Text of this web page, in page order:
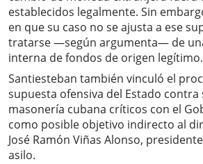
establecidos legalmente. Sin
en que su caso no se ajusta a ese
tratarse —según argumenta— de
interna de fondos de origen legítimo.
Santiesteban también vinculó el
supuesta ofensiva del Estado contra
masonería cubana críticos con el
como posible objetivo indirecto al
José Ramón Viñas Alonso,
asilo.